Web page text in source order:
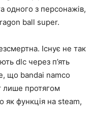
одного з персонажів,
ball super.
Існує не так
dlc через п’ять
що bandai namco
лише протягом
як функція на steam,